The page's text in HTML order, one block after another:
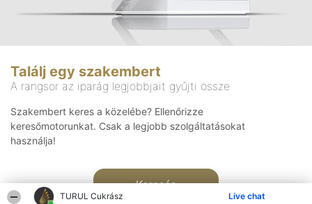
TURUL Cukrász Live chat
Találj egy szakembert
A rangsor az iparág legjobbjait gyűjti össze
Szakembert keres a közelébe? Ellenőrizze
keresőmotorunkat. Csak a legjobb szolgáltatásokat
használja!
Keresés